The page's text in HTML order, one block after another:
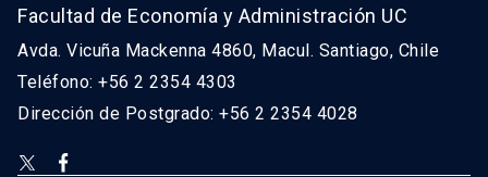
Facultad de Economía y Administración UC
Avda. Vicuña Mackenna 4860, Macul. Santiago, Chile
Teléfono: +56 2 2354 4303
Dirección de Postgrado: +56 2 2354 4028